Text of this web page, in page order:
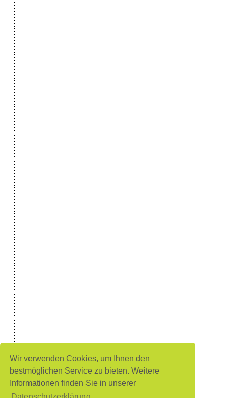
Wir verwenden Cookies, um Ihnen den
bestmöglichen Service zu bieten. Weitere
Informationen finden Sie in unserer